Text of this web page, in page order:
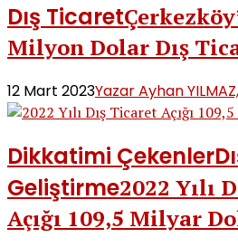
Dış Ticaret
Milyon Dolar Dış
12 Mart 2023Yazar Ayhan
Dikkatimi Çekenler
Geliştirme2022 Yılı
Açığı 109,5 Milyar